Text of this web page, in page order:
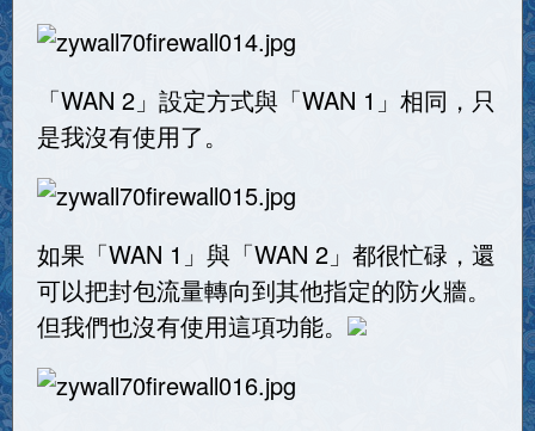
「WAN 2」設定方式與「WAN 1」相同，只
是我沒有使用了。
如果「WAN 1」與「WAN 2」都很忙碌，還
可以把封包流量轉向到其他指定的防火牆。
但我們也沒有使用這項功能。